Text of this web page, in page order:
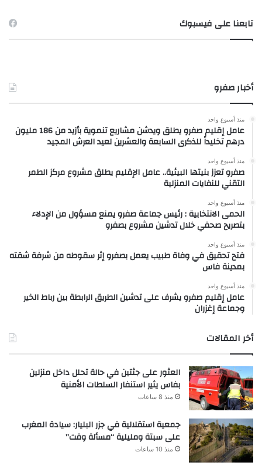
تابعنا على فيسبوك
أخبار صفرو
منذ أسبوع واحد
عامل إقليم صفرو يطلق ويدشن مشاريع تنموية بأزيد من 186 مليون
درهم تخليداً للذكرى السابعة والعشرين لعيد العرش المجيد
منذ أسبوع واحد
صفرو تعزز بنيتها البيئية.. عامل الإقليم يطلق مشروع مركز الطمر
التقني للنفايات المنزلية
منذ أسبوع واحد
الحمى الانتخابية : رئيس جماعة صفرو يمنع مسؤول من الإدلاء
بتصريح صحفي خلال تدشين مشروع بصفرو
منذ أسبوع واحد
فتح تحقيق في وفاة طبيب يعمل بصفرو إثر سقوطه من شرفة شقته
بمدينة فاس
منذ أسبوع واحد
عامل إقليم صفرو يشرف على تدشين الطريق الرابطة بين رباط الخير
وجماعة إغزران
أخر المقالات
العثور على جثتين في حالة تحلل داخل منزلين
بفاس يثير استنفار السلطات الأمنية
منذ 8 ساعات
جمعية استقلالية في جزر البليار: سيادة المغرب
على سبتة ومليلية “مسألة وقت”
منذ 10 ساعات